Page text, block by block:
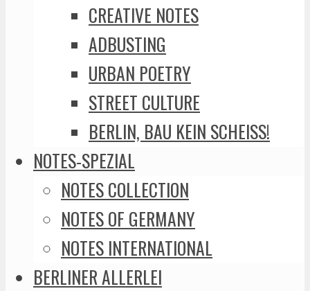
CREATIVE NOTES
ADBUSTING
URBAN POETRY
STREET CULTURE
BERLIN, BAU KEIN SCHEISS!
NOTES-SPEZIAL
NOTES COLLECTION
NOTES OF GERMANY
NOTES INTERNATIONAL
BERLINER ALLERLEI